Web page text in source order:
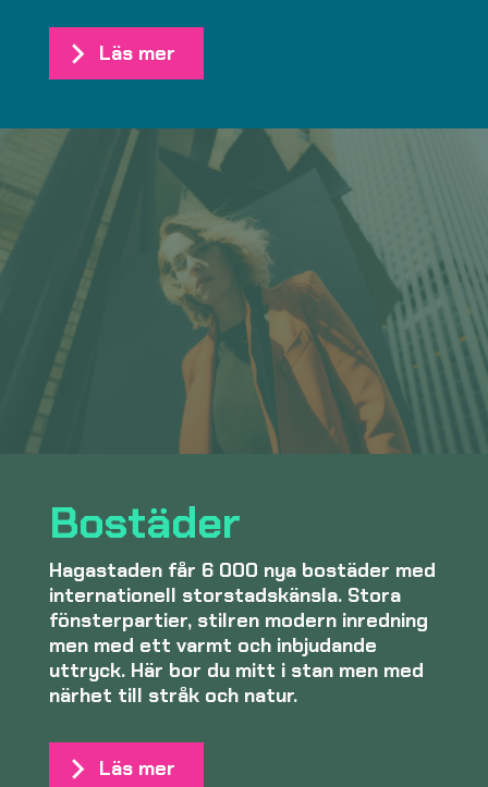
Läs mer
Bostäder
Hagastaden får 6 000 nya bostäder med
internationell storstadskänsla. Stora
fönsterpartier, stilren modern inredning
men med ett varmt och inbjudande
uttryck. Här bor du mitt i stan men med
närhet till stråk och natur.
Läs mer